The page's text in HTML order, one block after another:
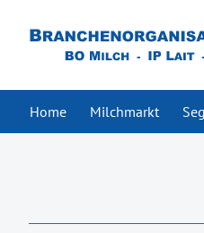
Home Milchmarkt